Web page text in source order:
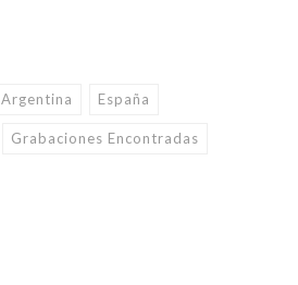
Argentina España
Grabaciones Encontradas